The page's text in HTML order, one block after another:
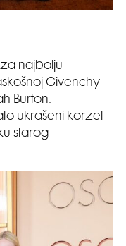
najbolju
Givenchy
Burton.
ukrašeni korzet
starog